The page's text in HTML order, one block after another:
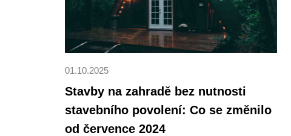
01.10.2025
Stavby na zahradě bez nutnosti
stavebního povolení: Co se změnilo
od července 2024